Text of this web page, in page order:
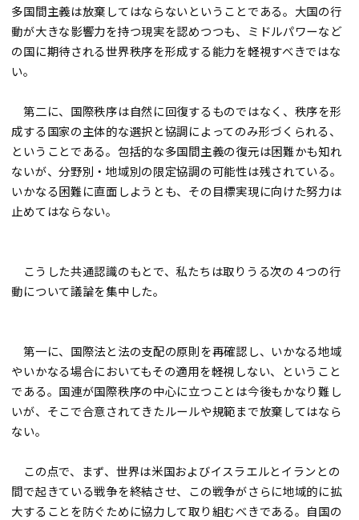
多国間主義は放棄してはならないということである。大国の行
動が大きな影響力を持つ現実を認めつつも、ミドルパワーなど
の国に期待される世界秩序を形成する能力を軽視すべきではな
い。
第二に、国際秩序は自然に回復するものではなく、秩序を形
成する国家の主体的な選択と協調によってのみ形づくられる、
ということである。包括的な多国間主義の復元は困難かも知れ
ないが、分野別・地域別の限定協調の可能性は残されている。
いかなる困難に直面しようとも、その目標実現に向けた努力は
止めてはならない。
こうした共通認識のもとで、私たちは取りうる次の４つの行
動について議論を集中した。
第一に、国際法と法の支配の原則を再確認し、いかなる地域
やいかなる場合においてもその適用を軽視しない、ということ
である。国連が国際秩序の中心に立つことは今後もかなり難し
いが、そこで合意されてきたルールや規範まで放棄してはなら
ない。
この点で、まず、世界は米国およびイスラエルとイランとの
間で起きている戦争を終結させ、この戦争がさらに地域的に拡
大することを防ぐために協力して取り組むべきである。自国の